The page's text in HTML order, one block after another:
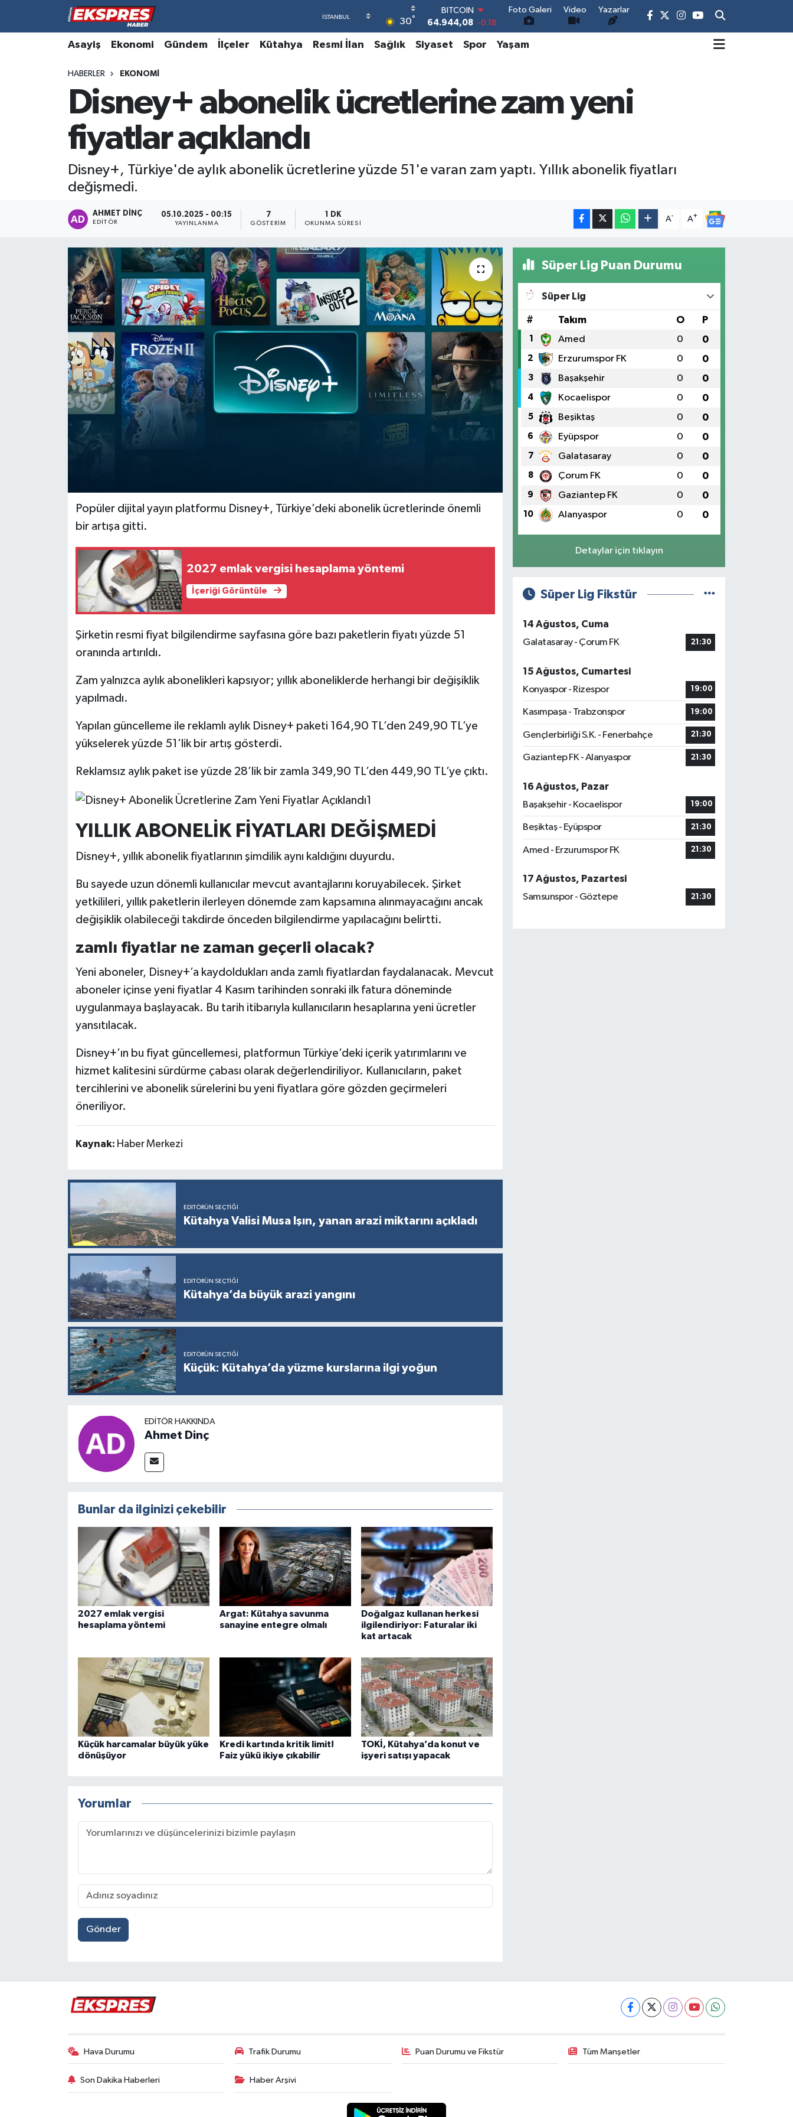
30°
DOLAR
47,7436 0.18
64,4811
GRAM ALTIN
6660.55
0.03
Foto Galeri Video Yazarlar
Asayiş Ekonomi Gündem İlçeler Kütahya Resmi İlan Sağlık Siyaset Spor Yaşam
HABERLER EKONOMI
Disney+ abonelik ücretlerine zam yeni
fiyatlar açıklandı
Disney+, Türkiye'de aylık abonelik ücretlerine yüzde 51'e varan zam yaptı. Yıllık abonelik fiyatları
değişmedi.
AHMET DINÇ
EDITÖR
05.10.2025 - 00:15
YAYINLANMA
7
GÖSTERIM
1 DK
OKUNMA SÜRESI
A- A+
Popüler dijital yayın platformu Disney+, Türkiye’deki abonelik ücretlerinde önemli
bir artışa gitti.
2027 emlak vergisi hesaplama yöntemi
İçeriği Görüntüle
Şirketin resmi fiyat bilgilendirme sayfasına göre bazı paketlerin fiyatı yüzde 51
oranında artırıldı.
Zam yalnızca aylık abonelikleri kapsıyor; yıllık aboneliklerde herhangi bir değişiklik
yapılmadı.
Yapılan güncelleme ile reklamlı aylık Disney+ paketi 164,90 TL’den 249,90 TL’ye
yükselerek yüzde 51’lik bir artış gösterdi.
Reklamsız aylık paket ise yüzde 28’lik bir zamla 349,90 TL’den 449,90 TL’ye çıktı.
YILLIK ABONELİK FİYATLARI DEĞİŞMEDİ
Disney+, yıllık abonelik fiyatlarının şimdilik aynı kaldığını duyurdu.
Bu sayede uzun dönemli kullanıcılar mevcut avantajlarını koruyabilecek. Şirket
yetkilileri, yıllık paketlerin ilerleyen dönemde zam kapsamına alınmayacağını ancak
değişiklik olabileceği takdirde önceden bilgilendirme yapılacağını belirtti.
zamlı fiyatlar ne zaman geçerli olacak?
Yeni aboneler, Disney+’a kaydoldukları anda zamlı fiyatlardan faydalanacak. Mevcut
aboneler içinse yeni fiyatlar 4 Kasım tarihinden sonraki ilk fatura döneminde
uygulanmaya başlayacak. Bu tarih itibarıyla kullanıcıların hesaplarına yeni ücretler
yansıtılacak.
Disney+’ın bu fiyat güncellemesi, platformun Türkiye’deki içerik yatırımlarını ve
hizmet kalitesini sürdürme çabası olarak değerlendiriliyor. Kullanıcıların, paket
tercihlerini ve abonelik sürelerini bu yeni fiyatlara göre gözden geçirmeleri
öneriliyor.
Kaynak: Haber Merkezi
EDITÖRÜN SEÇTIĞI
Kütahya Valisi Musa Işın, yanan arazi miktarını açıkladı
EDITÖRÜN SEÇTIĞI
Kütahya’da büyük arazi yangını
EDITÖRÜN SEÇTIĞI
Küçük: Kütahya’da yüzme kurslarına ilgi yoğun
EDITÖR HAKKINDA
Ahmet Dinç
Bunlar da ilginizi çekebilir
2027 emlak vergisi
hesaplama yöntemi
Argat: Kütahya savunma
sanayine entegre olmalı
Doğalgaz kullanan herkesi
ilgilendiriyor: Faturalar iki
kat artacak
Küçük harcamalar büyük yüke
dönüşüyor
Kredi kartında kritik limit!
Faiz yükü ikiye çıkabilir
TOKİ, Kütahya’da konut ve
işyeri satışı yapacak
Yorumlar
Gönder
Süper Lig Puan Durumu
Süper Lig
# Takım O P
1 Amed 0 0
2 Erzurumspor FK 0 0
3 Başakşehir 0 0
4 Kocaelispor 0 0
5 Beşiktaş 0 0
6 Eyüpspor 0 0
7 Galatasaray 0 0
8 Çorum FK 0 0
9 Gaziantep FK 0 0
10 Alanyaspor 0 0
Detaylar için tıklayın
Süper Lig Fikstür
14 Ağustos, Cuma
Galatasaray - Çorum FK
21:30
15 Ağustos, Cumartesi
Konyaspor - Rizespor
19:00
Kasımpaşa - Trabzonspor 19:00
Gençlerbirliği S.K. - Fenerbahçe 21:30
Gaziantep FK - Alanyaspor 21:30
16 Ağustos, Pazar
Başakşehir - Kocaelispor
19:00
Beşiktaş - Eyüpspor 21:30
Amed - Erzurumspor FK 21:30
17 Ağustos, Pazartesi
Samsunspor - Göztepe
21:30
Hava Durumu Trafik Durumu Puan Durumu ve Fikstür Tüm Manşetler
Son Dakika Haberleri Haber Arşivi
Altıntaş
Biyografiler
Çavdarhisar
Domaniç
Dumlupınar
Ekonomi
Foto Galeri
Köşe Yazıları
Kültür Sanat
Otomobil
Resmi İlan
Rüya Tabirleri
Hava Durumu
Trafik Durumu
Süper Lig Puan Durumu ve Fikstür
Tüm Manşetler
Son Dakika Haberleri
Haber Arşivi